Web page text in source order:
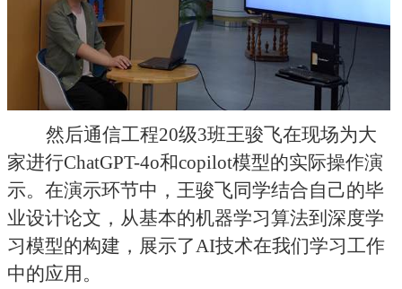
然后通信工程20级3班王骏飞在现场为大
家进行ChatGPT-4o和copilot模型的实际操作演
示。在演示环节中，王骏飞同学结合自己的毕
业设计论文，从基本的机器学习算法到深度学
习模型的构建，展示了AI技术在我们学习工作
中的应用。